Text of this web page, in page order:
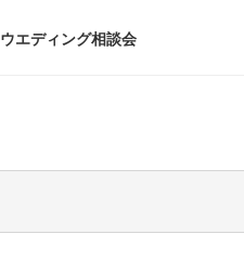
ウエディング相談会